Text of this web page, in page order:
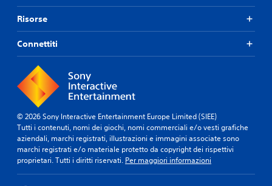
Risorse
Connettiti
© 2026 Sony Interactive Entertainment Europe Limited (SIEE)
Tutti i contenuti, nomi dei giochi, nomi commerciali e/o vesti grafiche
aziendali, marchi registrati, illustrazioni e immagini associate sono
marchi registrati e/o materiale protetto da copyright dei rispettivi
proprietari. Tutti i diritti riservati. Per maggiori informazioni